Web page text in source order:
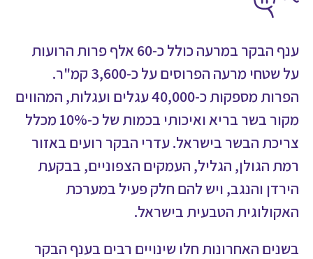
ענף הבקר במרעה כולל כ-60 אלף פרות הרועות
על שטחי מרעה הפרוסים על כ-3,600 קמ"ר.
הפרות מספקות כ-40,000 עגלים ועגלות, המהווים
מקור בשר בריא ואיכותי בכמות של כ-10% מכלל
צריכת הבשר בישראל. עדרי הבקר רועים באזור
רמת הגולן, הגליל, העמקים הצפוניים, בבקעת
הירדן והנגב, ויש להם חלק פעיל במערכת
האקולוגית הטבעית בישראל.
בשנים האחרונות חלו שינויים רבים בענף הבקר